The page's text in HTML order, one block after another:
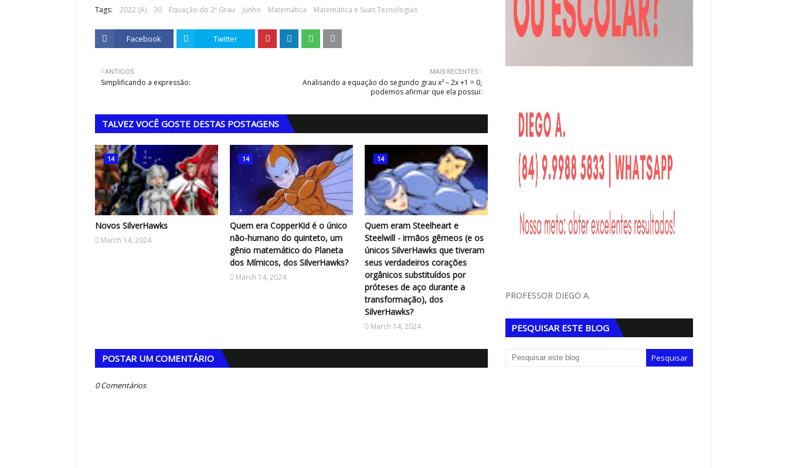
Tags: 2022 (A) 30 Equação do 2º Grau Junho Matemática Matemática e Suas Tecnologias
Facebook Twitter
MAIS RECENTES
Analisando a equação do segundo grau x² – 2x +1 = 0,
podemos afirmar que ela possui:
ANTIGOS
Simplificando a expressão:
TALVEZ VOCÊ GOSTE DESTAS POSTAGENS
14
Novos SilverHawks
March 14, 2024
14
Quem era CopperKid é o único
não-humano do quinteto, um
gênio matemático do Planeta
dos Mímicos, dos SilverHawks?
March 14, 2024
14
Quem eram Steelheart e
Steelwill - irmãos gêmeos (e os
únicos SilverHawks que tiveram
seus verdadeiros corações
orgânicos substituídos por
próteses de aço durante a
transformação), dos
SilverHawks?
March 14, 2024
POSTAR UM COMENTÁRIO
0 Comentários
PROFESSOR DIEGO A.
PESQUISAR ESTE BLOG